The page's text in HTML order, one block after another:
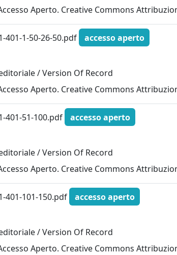
Aperto. Creative Commons
401-1-50-26-50.pdf
accesso aperto
/ Version Of Record
Aperto. Creative Commons
401-51-100.pdf
accesso aperto
/ Version Of Record
Aperto. Creative Commons
401-101-150.pdf
accesso aperto
/ Version Of Record
Aperto. Creative Commons